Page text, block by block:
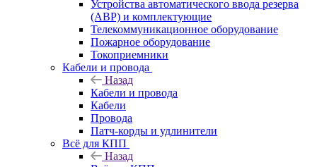
Устройства автоматического ввода резерва
(АВР) и комплектующие
Телекоммуникационное оборудование
Пожарное оборудование
Токоприемники
Кабели и провода
Назад
Кабели и провода
Кабели
Провода
Патч-корды и удлинители
Всё для КПП
Назад